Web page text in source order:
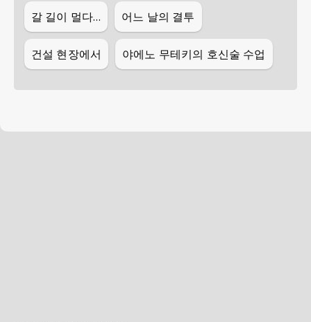
갈 길이 멀다… 어느 날의 결투
건설 현장에서 야에노 무테키의 호신술 수업